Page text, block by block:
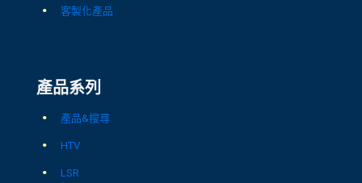
客製化產品
產品系列
產品&搜尋
HTV
LSR